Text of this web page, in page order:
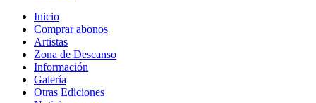
Inicio
Comprar abonos
Artistas
Zona de Descanso
Información
Galería
Otras Ediciones